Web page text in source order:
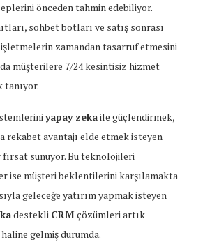
önceden tahmin edebiliyor.
sohbet botları ve satış sonrası
zamandan tasarruf etmesini
müşterilere 7/24 kesintisiz hizmet
tanıyor.
yapay zekaile güçlendirmek,
rekabet avantajı elde etmek isteyen
sunuyor. Bu teknolojileri
ise müşteri beklentilerini karşılamakta
geleceğe yatırım yapmak isteyen
destekli CRMçözümleri artık
gelmiş durumda.